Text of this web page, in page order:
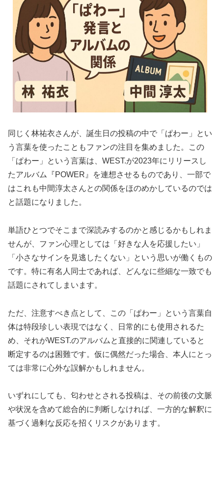
同じく林祐衣さんが、誕生日の投稿の中で「ぱわー」とい
う言葉を使ったこともファンの注目を集めました。この
「ぱわー」という言葉は、WEST.が2023年にリリースし
たアルバム『POWER』を連想させるものであり、一部で
はこれも中間淳太さんとの関係をほのめかしているのでは
と話題になりました。
単語ひとつでそこまで深読みするのかと感じるかもしれま
せんが、ファン心理としては「好きな人を応援したい」
「小さなサインを見逃したくない」という思いが働くもの
です。特に有名人同士であれば、どんなに些細な一致でも
話題にされてしまいます。
ただ、注意すべき点として、この「ぱわー」という言葉自
体は特段珍しい表現ではなく、日常的にも使用されるた
め、それがWEST.のアルバムと直接的に関連していると
断定するのは困難です。仮に偶然だった場合、本人にとっ
ては非常に心外な誤解かもしれません。
いずれにしても、匂わせとされる投稿は、その前後の文脈
や状況を含めて総合的に判断しなければ、一方的な解釈に
基づく過剰な反応を招くリスクがあります。